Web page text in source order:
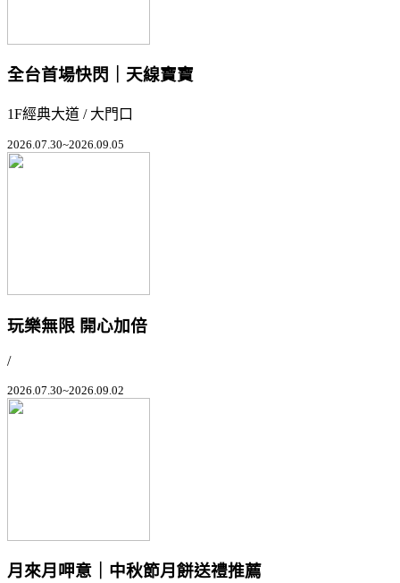
全台首場快閃｜天線寶寶
1F經典大道 / 大門口
2026.07.30~2026.09.05
玩樂無限 開心加倍
/
2026.07.30~2026.09.02
月來月呷意｜中秋節月餅送禮推薦